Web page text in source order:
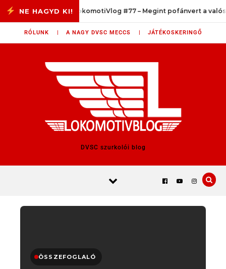
Skip to content
LokomotiVlog #77 – Megint pofánvert a valóság
RÓLUNK | A NAGY DVSC MECCS | JÁTÉKOSKERINGŐ
DVSC szurkolói blog
ÖSSZEFOGLALÓ